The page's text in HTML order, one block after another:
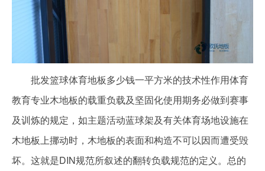
批发篮球体育地板多少钱一平方米的技术性作用体育
教育专业木地板的载重负载及坚固化使用期务必做到赛事
及训炼的规定，如主题活动蓝球架及有关体育场地设施在
木地板上挪动时，木地板的表面和构造不可以因而遭受毁
坏。这就是DIN规范所叙述的翻转负载规范的定义。总的